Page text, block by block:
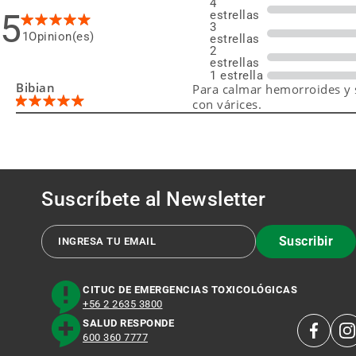
51
4
estrellas
3
estrellas
2
estrellas
1 estrella
Bibian
Para calmar hemorroides y
con várices.
Suscríbete al Newsletter
Suscribir
CITUC DE EMERGENCIAS TOXICOLÓGICAS
+56 2 2635 3800
SALUD RESPONDE
600 360 7777